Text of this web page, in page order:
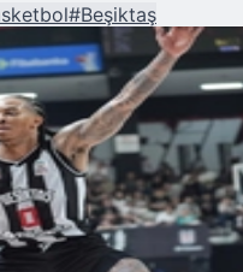
#Beşiktaş
İlk Biletler Anadolu Efes ve